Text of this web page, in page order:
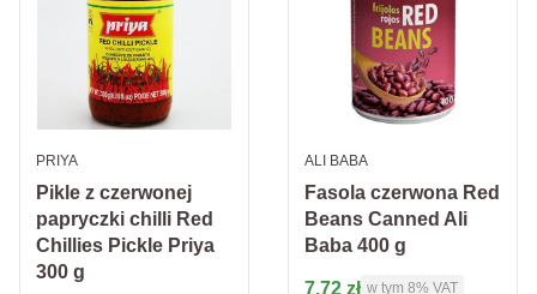
Pikle z czerwonej
papryczki chilli Red
Chillies Pickle Priya
300 g
PRODUCENT
PRIYA
Fasola czerwona Red
Beans Canned Ali
Baba 400 g
PRODUCENT
ALI BABA
Cena brutto
7,72 zł w tym %s VAT
w tym 8% VAT